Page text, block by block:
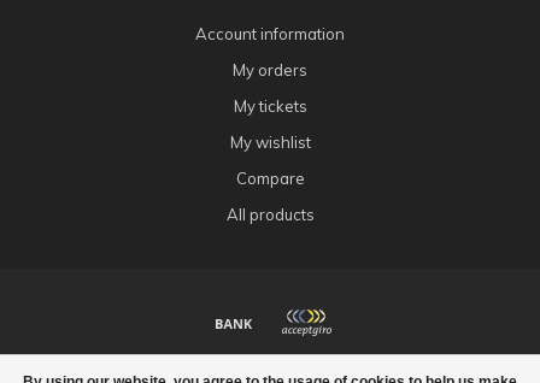
Account information
My orders
My tickets
My wishlist
Compare
All products
© Copyright 2026 Babazou